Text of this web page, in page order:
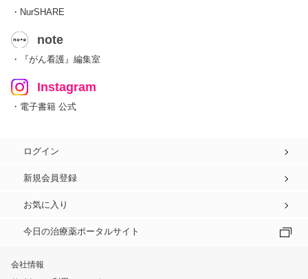
・NurSHARE
note
・『がん看護』編集室
Instagram
・電子書籍 公式
ログイン
新規会員登録
お気に入り
今日の治療薬ポータルサイト
会社情報